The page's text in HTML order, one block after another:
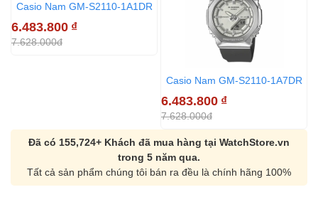
Casio Nam GM-S2110-1A1DR
6.483.800 ₫
7.628.000đ
Casio Nam GM-S2110-1A7DR
6.483.800 ₫
7.628.000đ
Đã có 155,724+ Khách đã mua hàng tại WatchStore.vn
trong 5 năm qua.
Tất cả sản phẩm chúng tôi bán ra đều là chính hãng 100%